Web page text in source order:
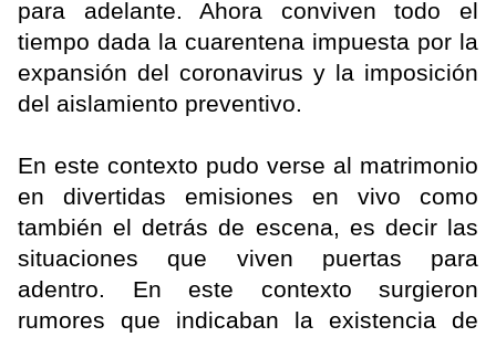
para adelante. Ahora conviven todo el
tiempo dada la cuarentena impuesta por la
expansión del coronavirus y la imposición
del aislamiento preventivo.
En este contexto pudo verse al matrimonio
en divertidas emisiones en vivo como
también el detrás de escena, es decir las
situaciones que viven puertas para
adentro. En este contexto surgieron
rumores que indicaban la existencia de